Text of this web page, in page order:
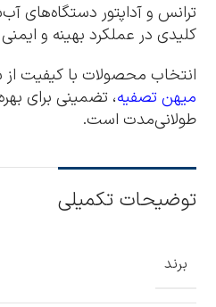
ترانس و آداپتور
کلیدی در عملکرد بهینه و
انتخاب محصولات با کیفیت
میهن تصفیه، تضمینی برای
طولانی‌مدت است.
توضیحات تکمیلی
برند